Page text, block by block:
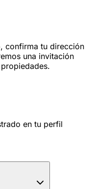
confirma tu dirección
una invitación
en tu perfil